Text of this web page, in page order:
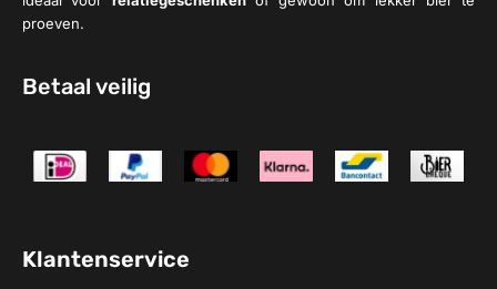
proeven.
Betaal veilig
Klantenservice